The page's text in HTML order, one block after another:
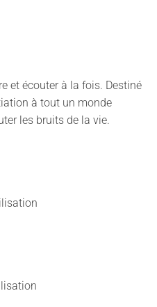
et écouter à la fois. Destiné
à tout un monde
les bruits de la vie.